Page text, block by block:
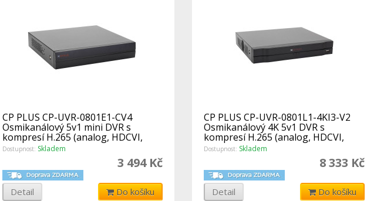
CP PLUS CP-UVR-0801E1-CV4
Osmikanálový 5v1 mini DVR s
kompresí H.265 (analog, HDCVI,
AHD, TVI, IP)
Dostupnost: Skladem
3 494 Kč
Detail Do košíku
CP PLUS CP-UVR-0801L1-4KI3-V2
Osmikanálový 4K 5v1 DVR s
kompresí H.265 (analog, HDCVI,
AHD, TVI, IP
Dostupnost: Skladem
8 333 Kč
Detail Do košíku